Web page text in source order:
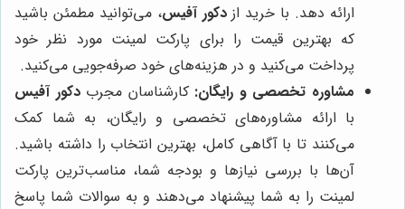
ارائه دهد. با خرید ازدکور آفیس، می‌توانید مطمئن باشید
که بهترین قیمت را برای پارکت لمینت مورد نظر خود
پرداخت می‌کنید و در هزینه‌های خود صرفه‌جویی می‌کنید.
مشاوره تخصصی و رایگان: کارشناسان مجربدکور آفیس
با ارائه مشاوره‌های تخصصی و رایگان، به شما کمک
می‌کنند تا با آگاهی کامل، بهترین انتخاب را داشته باشید.
آن‌ها با بررسی نیازها و بودجه شما، مناسب‌ترین پارکت
لمینت را به شما پیشنهاد می‌دهند و به سوالات شما پاسخ